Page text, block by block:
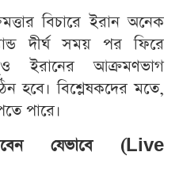
বিচারে ইরান অনেক
দীর্ঘ সময় পর ফিরে
ইরানের আক্রমণভাগ
হবে। বিশ্লেষকদের মতে,
পারে।
যেভাবে (Live